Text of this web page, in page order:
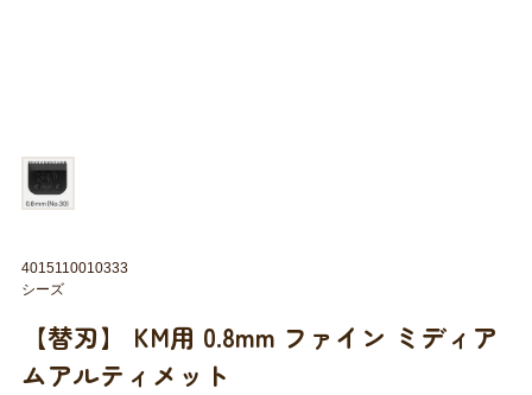
【替刃】 KM用 0.8mm ファイン ミディア
ムアルティメット
4015110010333
シーズ